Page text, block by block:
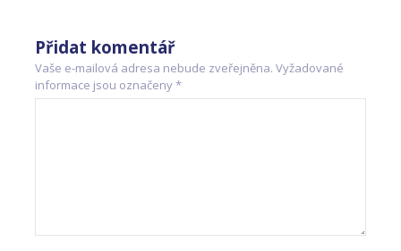
Přidat komentář
Vaše e-mailová adresa nebude zveřejněna. Vyžadované
informace jsou označeny*